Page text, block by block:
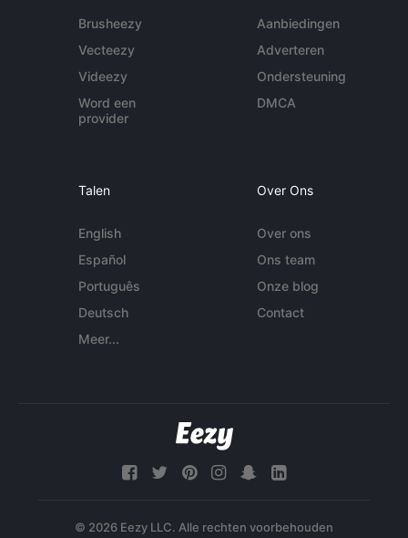
Brusheezy
Vecteezy
Videezy
Word een
provider
Aanbiedingen
Adverteren
Ondersteuning
DMCA
Talen
English
Español
Português
Deutsch
Meer...
Over Ons
Over ons
Ons team
Onze blog
Contact
© 2026 Eezy LLC. Alle rechten voorbehouden